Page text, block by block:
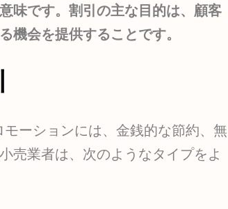
味です。割引の主な目的は、顧客
機会を提供することです。
ーションには、金銭的な節約、無
売業者は、次のようなタイプをよ